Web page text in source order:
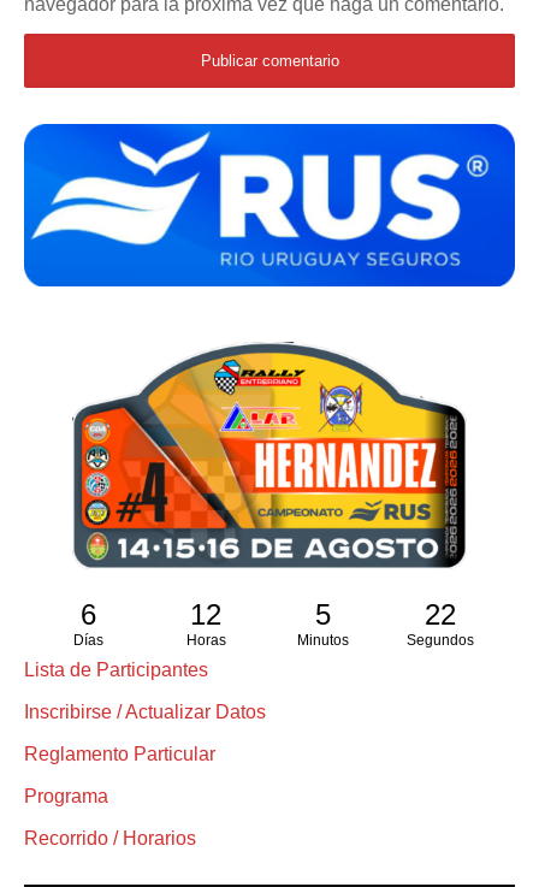
navegador para la próxima vez que haga un comentario.
6
Días
12
Horas
5
Minutos
22
Segundos
Lista de Participantes
Inscribirse / Actualizar Datos
Reglamento Particular
Programa
Recorrido / Horarios